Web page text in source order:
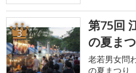
3
第75回
の夏ま
老若男女問
の夏まつり